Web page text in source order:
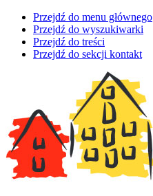
Przejdź do menu głównego
Przejdź do wyszukiwarki
Przejdź do treści
Przejdź do sekcji kontakt